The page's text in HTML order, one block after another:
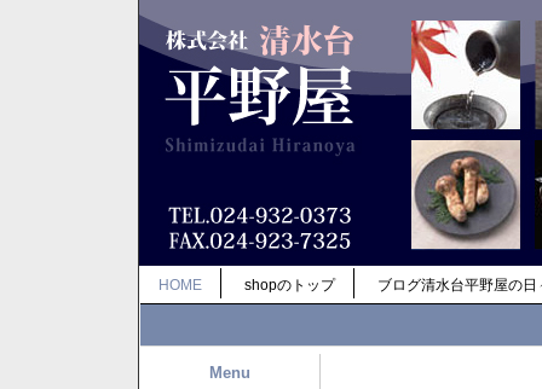
HOME shopのトップ ブログ清水台平野屋の日
Menu